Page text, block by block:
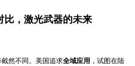
比，激光武器的未来
然不同。美国追求全域应用 ，试图在陆